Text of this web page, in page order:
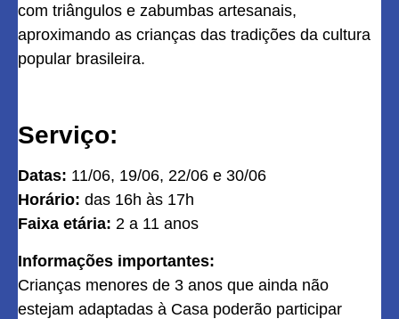
com triângulos e zabumbas artesanais,
aproximando as crianças das tradições da cultura
popular brasileira.
Serviço:
Datas: 11/06, 19/06, 22/06 e 30/06
Horário: das 16h às 17h
Faixa etária: 2 a 11 anos
Informações importantes:
Crianças menores de 3 anos que ainda não
estejam adaptadas à Casa poderão participar